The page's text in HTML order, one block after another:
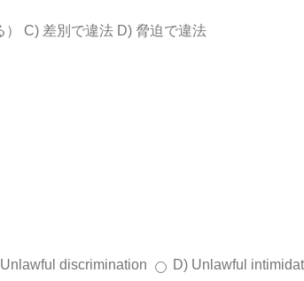
C) 差別で違法 D) 脅迫で違法
discrimination
D) Unlawful